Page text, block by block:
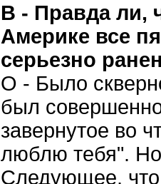
В - Правда ли,
Америке все
серьезно
О - Было
был
завернутое во
люблю тебя". Но
Следующее, что